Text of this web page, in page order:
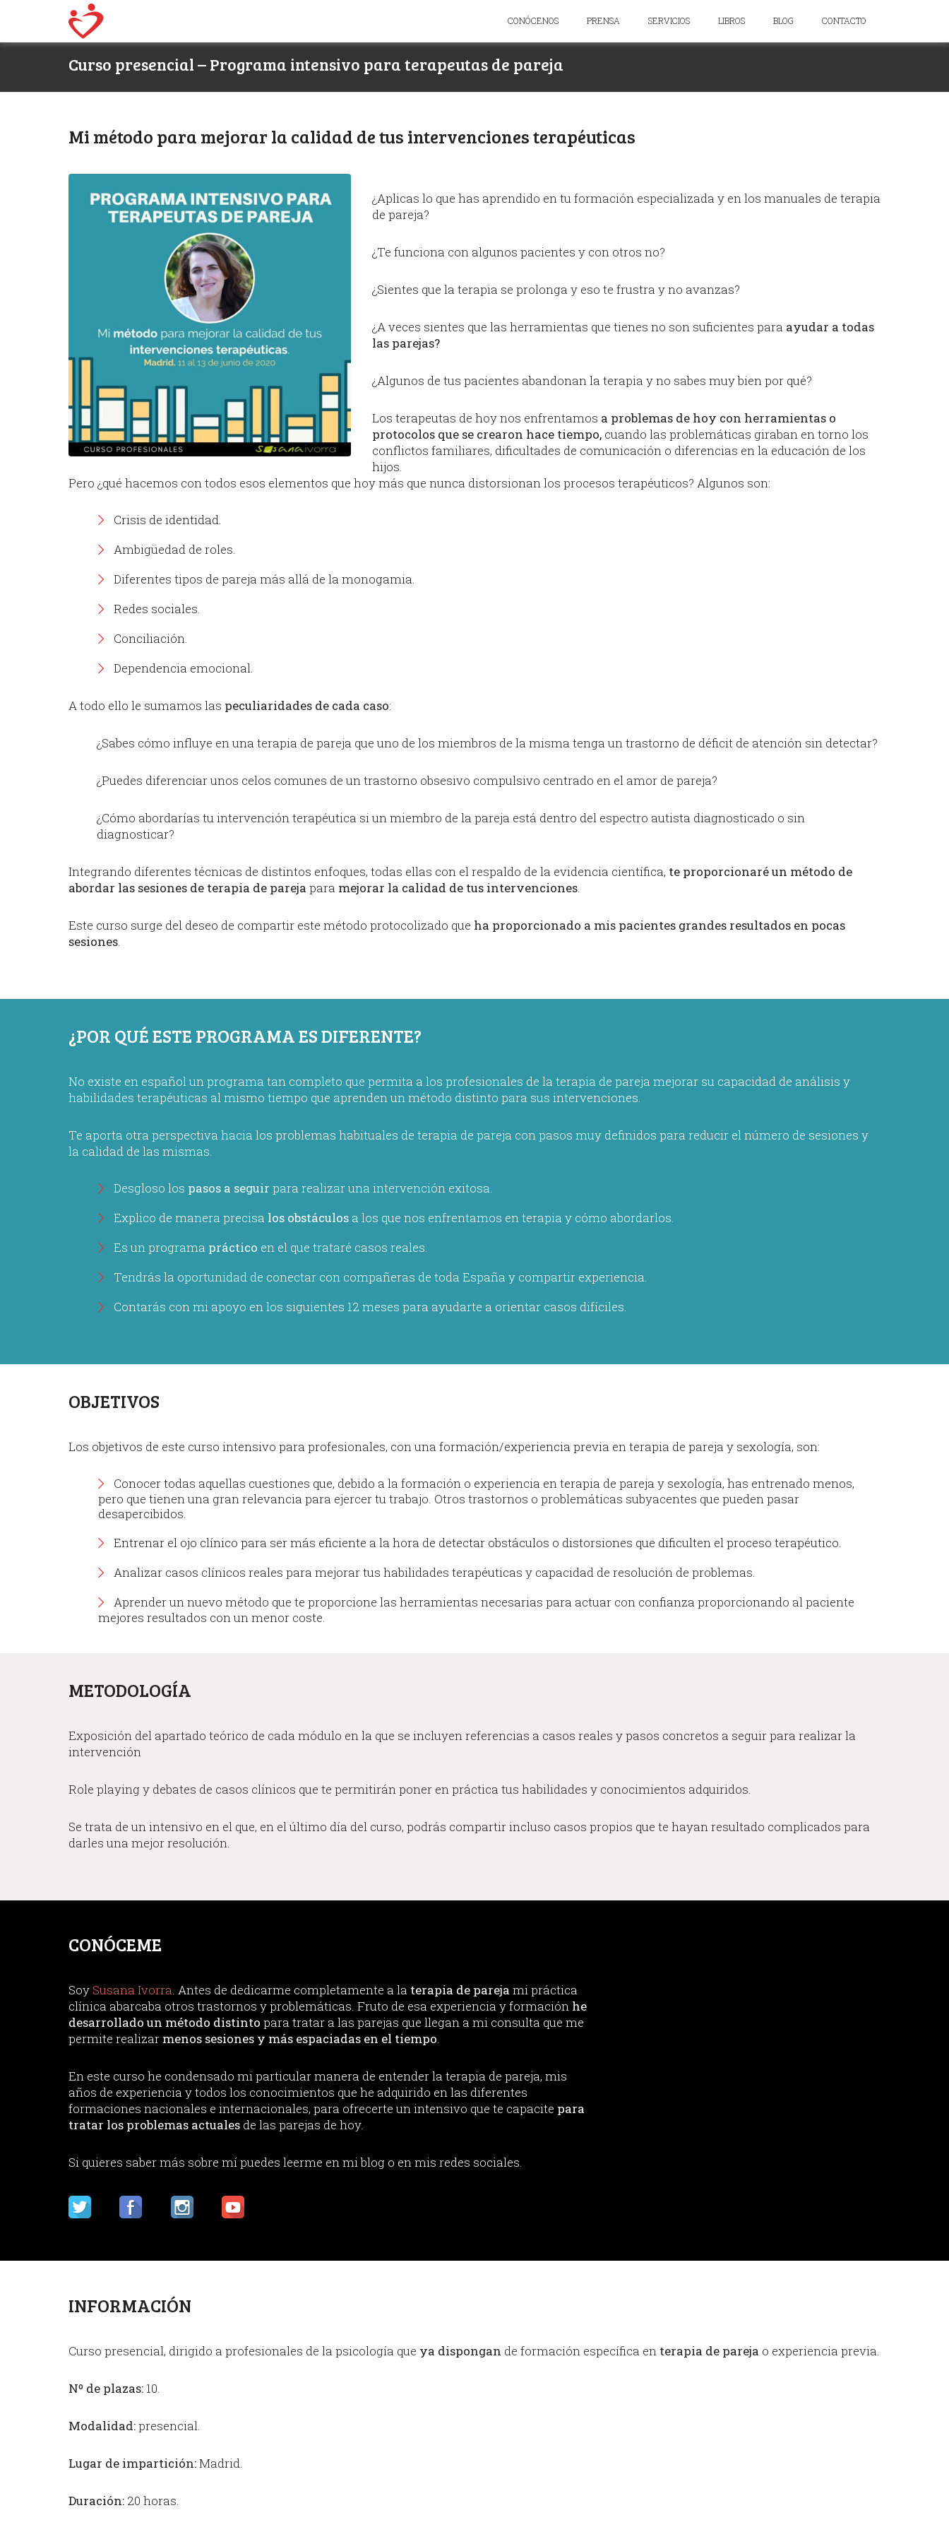
CONÓCENOS PRENSA SERVICIOS LIBROS BLOG CONTACTO
Curso presencial – Programa intensivo para terapeutas de pareja
Mi método para mejorar la calidad de tus intervenciones terapéuticas
¿Aplicas lo que has aprendido en tu formación especializada y en los manuales de terapia
de pareja?
¿Te funciona con algunos pacientes y con otros no?
¿Sientes que la terapia se prolonga y eso te frustra y no avanzas?
¿A veces sientes que las herramientas que tienes no son suficientes para ayudar a todas
las parejas?
¿Algunos de tus pacientes abandonan la terapia y no sabes muy bien por qué?
Los terapeutas de hoy nos enfrentamos a problemas de hoy con herramientas o
protocolos que se crearon hace tiempo, cuando las problemáticas giraban en torno los
conflictos familiares, dificultades de comunicación o diferencias en la educación de los
hijos.
Pero ¿qué hacemos con todos esos elementos que hoy más que nunca distorsionan los procesos terapéuticos? Algunos son:
Crisis de identidad.
Ambigüedad de roles.
Diferentes tipos de pareja más allá de la monogamia.
Redes sociales.
Conciliación.
Dependencia emocional.
A todo ello le sumamos las peculiaridades de cada caso:
¿Sabes cómo influye en una terapia de pareja que uno de los miembros de la misma tenga un trastorno de déficit de atención sin detectar?
¿Puedes diferenciar unos celos comunes de un trastorno obsesivo compulsivo centrado en el amor de pareja?
¿Cómo abordarías tu intervención terapéutica si un miembro de la pareja está dentro del espectro autista diagnosticado o sin
diagnosticar?
Integrando diferentes técnicas de distintos enfoques, todas ellas con el respaldo de la evidencia científica, te proporcionaré un método de
abordar las sesiones de terapia de pareja para mejorar la calidad de tus intervenciones.
Este curso surge del deseo de compartir este método protocolizado que ha proporcionado a mis pacientes grandes resultados en pocas
sesiones.
¿POR QUÉ ESTE PROGRAMA ES DIFERENTE?
No existe en español un programa tan completo que permita a los profesionales de la terapia de pareja mejorar su capacidad de análisis y
habilidades terapéuticas al mismo tiempo que aprenden un método distinto para sus intervenciones.
Te aporta otra perspectiva hacia los problemas habituales de terapia de pareja con pasos muy definidos para reducir el número de sesiones y
la calidad de las mismas.
Desgloso los pasos a seguir para realizar una intervención exitosa.
Explico de manera precisa los obstáculosa los que nos enfrentamos en terapia y cómo abordarlos.
Es un programa práctico en el que trataré casos reales.
Tendrás la oportunidad de conectar con compañeras de toda España y compartir experiencia.
Contarás con mi apoyo en los siguientes 12 meses para ayudarte a orientar casos difíciles.
OBJETIVOS
Los objetivos de este curso intensivo para profesionales, con una formación/experiencia previa en terapia de pareja y sexología, son:
Conocer todas aquellas cuestiones que, debido a la formación o experiencia en terapia de pareja y sexología, has entrenado menos,
pero que tienen una gran relevancia para ejercer tu trabajo. Otros trastornos o problemáticas subyacentes que pueden pasar
desapercibidos.
Entrenar el ojo clínico para ser más eficiente a la hora de detectar obstáculos o distorsiones que dificulten el proceso terapéutico.
Analizar casos clínicos reales para mejorar tus habilidades terapéuticas y capacidad de resolución de problemas.
Aprender un nuevo método que te proporcione las herramientas necesarias para actuar con confianza proporcionando al paciente
mejores resultados con un menor coste.
METODOLOGÍA
Exposición del apartado teórico de cada módulo en la que se incluyen referencias a casos reales y pasos concretos a seguir para realizar la
intervención
Role playing y debates de casos clínicos que te permitirán poner en práctica tus habilidades y conocimientos adquiridos.
Se trata de un intensivo en el que, en el último día del curso, podrás compartir incluso casos propios que te hayan resultado complicados para
darles una mejor resolución.
CONÓCEME
Soy Susana Ivorra. Antes de dedicarme completamente a la terapia de pareja mi práctica
clínica abarcaba otros trastornos y problemáticas. Fruto de esa experiencia y formación he
desarrollado un método distinto para tratar a las parejas que llegan a mi consulta que me
permite realizar menos sesiones y más espaciadas en el tiempo.
En este curso he condensado mi particular manera de entender la terapia de pareja, mis
años de experiencia y todos los conocimientos que he adquirido en las diferentes
formaciones nacionales e internacionales, para ofrecerte un intensivo que te capacite para
tratar los problemas actuales de las parejas de hoy.
Si quieres saber más sobre mí puedes leerme en mi blog o en mis redes sociales.
INFORMACIÓN
Curso presencial, dirigido a profesionales de la psicología que ya dispongan de formación específica en terapia de pareja o experiencia previa.
Nº de plazas:10.
Modalidad:presencial.
Lugar de impartición:Madrid.
Duración: 20 horas.